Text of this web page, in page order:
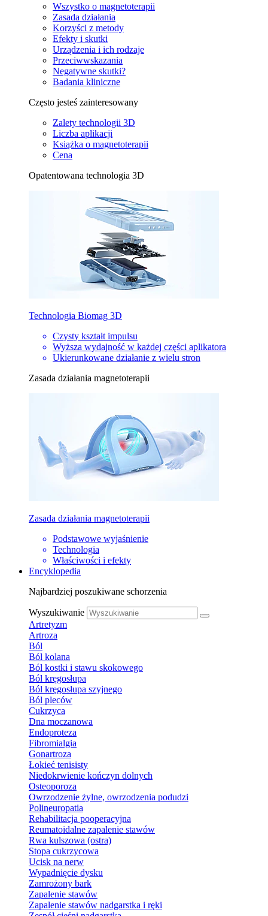
Wszystko o magnetoterapii
Zasada działania
Korzyści z metody
Efekty i skutki
Urządzenia i ich rodzaje
Przeciwwskazania
Negatywne skutki?
Badania kliniczne
Często jesteś zainteresowany
Zalety technologii 3D
Liczba aplikacji
Książka o magnetoterapii
Cena
Opatentowana technologia 3D
Technologia Biomag 3D
Czysty kształt impulsu
Wyższa wydajność w każdej części aplikatora
Ukierunkowane działanie z wielu stron
Zasada działania magnetoterapii
Zasada działania magnetoterapii
Podstawowe wyjaśnienie
Technologia
Właściwości i efekty
Encyklopedia
Najbardziej poszukiwane schorzenia
Wyszukiwanie
Artretyzm
Artroza
Ból
Ból kolana
Ból kostki i stawu skokowego
Ból kręgosłupa
Ból kręgosłupa szyjnego
Ból pleców
Cukrzyca
Dna moczanowa
Endoproteza
Fibromialgia
Gonartroza
Łokieć tenisisty
Niedokrwienie kończyn dolnych
Osteoporoza
Owrzodzenie żylne, owrzodzenia podudzi
Polineuropatia
Rehabilitacja pooperacyjna
Reumatoidalne zapalenie stawów
Rwa kulszowa (ostra)
Stopa cukrzycowa
Ucisk na nerw
Wypadnięcie dysku
Zamrożony bark
Zapalenie stawów
Zapalenie stawów nadgarstka i ręki